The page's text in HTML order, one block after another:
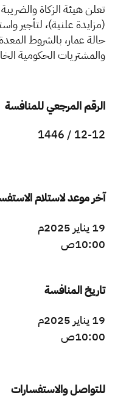
اقتراحات
الزكاة الجمارك
​​تعلن هيئة الزكاة
حالة عمار، بالشروط
والمشتريات الحكومية
الرقم المرجعي للمنافسة
12-12 / 1446
آخر موعد لاستلام
19 يناير 2025م
10:00ص
تاريخ المنافسة
19 يناير 2025م
10:00ص​
للتواصل والاستفسارات